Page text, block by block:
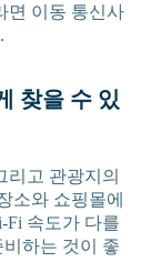
면 이동 통신사
찾을 수 있
리고 관광지의
소와 쇼핑몰에
Fi 속도가 다를
하는 것이 좋